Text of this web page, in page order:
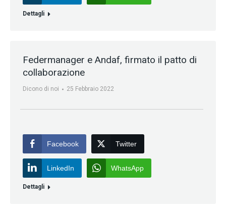
Dettagli
Federmanager e Andaf, firmato il patto di
collaborazione
Dicono di noi 25 Febbraio 2022
Facebook Twitter
LinkedIn WhatsApp
Dettagli